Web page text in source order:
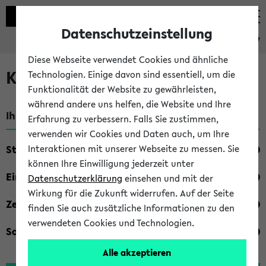
eKVV
Kombisuche im eKVV
Ihre Suchkriterien:
Studienfach
Einrichtung
Zeiten
Sonstiges
Datenschutzeinstellung
Diese Webseite verwendet Cookies und ähnliche
Technologien. Einige davon sind essentiell, um die
Funktionalität der Website zu gewährleisten,
während andere uns helfen, die Website und Ihre
Erfahrung zu verbessern. Falls Sie zustimmen,
verwenden wir Cookies und Daten auch, um Ihre
Interaktionen mit unserer Webseite zu messen. Sie
können Ihre Einwilligung jederzeit unter
Datenschutzerklärung einsehen und mit der
Wirkung für die Zukunft widerrufen. Auf der Seite
finden Sie auch zusätzliche Informationen zu den
verwendeten Cookies und Technologien.
Alle akzeptieren